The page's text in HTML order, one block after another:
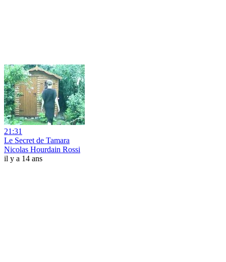
21:31
Le Secret de Tamara
Nicolas Hourdain Rossi
il y a 14 ans